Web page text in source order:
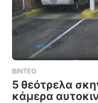
ΒΊΝΤΕΟ
5 θεότρελα
κάμερα